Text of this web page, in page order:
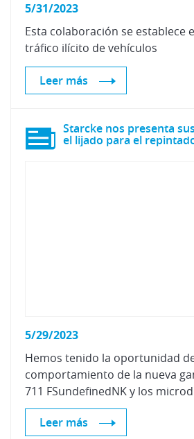
5/31/2023
Esta colaboración se establece
tráfico ilícito devehículos
Leer más
Starcke nos presenta
el lijado para el
5/29/2023
Hemos tenido la oportunidad
comportamiento de la nueva
711 FSundefinedNK y los
Leer más